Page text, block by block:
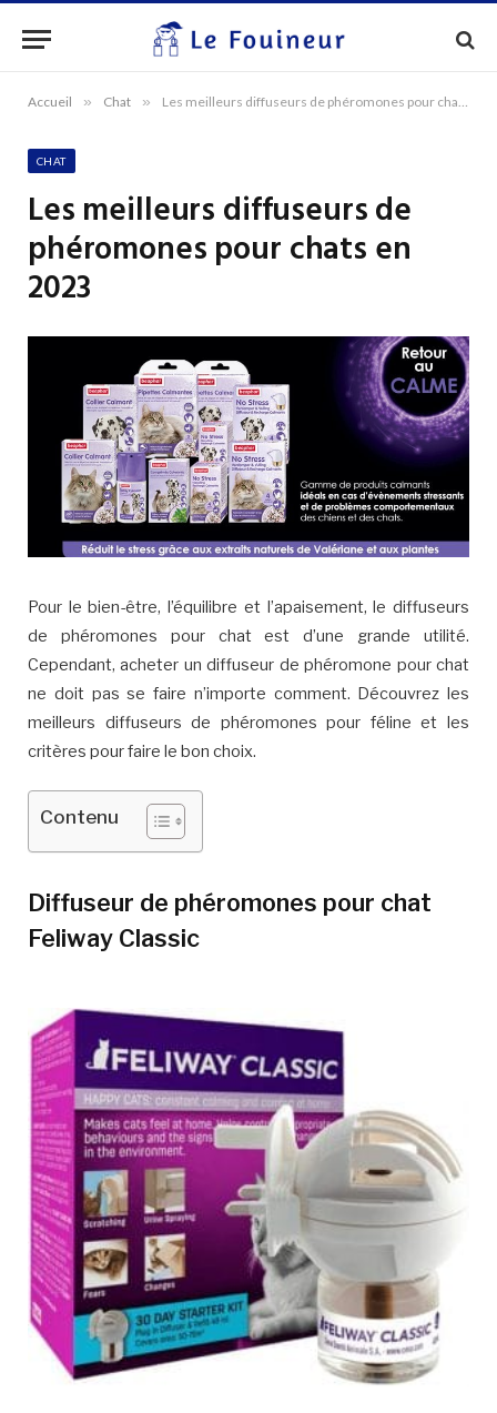
Accueil » Chat » Les meilleurs diffuseurs de phéromones pour chats en 2023
CHAT
Les meilleurs diffuseurs de
phéromones pour chats en
2023
Pour le bien-être, l’équilibre et l’apaisement, le diffuseurs
de phéromones pour chat est d’une grande utilité.
Cependant, acheter un diffuseur de phéromone pour chat
ne doit pas se faire n’importe comment. Découvrez les
meilleurs diffuseurs de phéromones pour féline et les
critères pour faire le bon choix.
Contenu
Diffuseur de phéromones pour chat
Feliway Classic